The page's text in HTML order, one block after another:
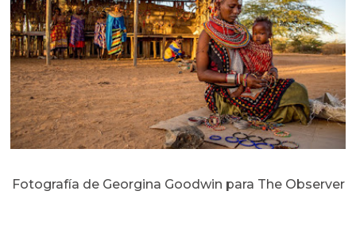
Fotografía de Georgina Goodwin para The Observer